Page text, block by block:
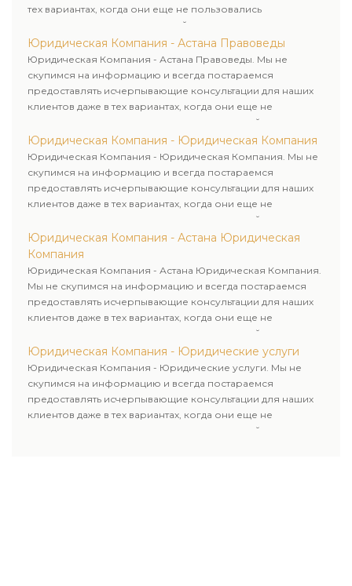
тех вариантах, когда они еще не пользовались
юридическими услугами нашей компании.
Юридическая Компания - Астана Правоведы
Юридическая Компания - Астана Правоведы. Мы не
скупимся на информацию и всегда постараемся
предоставлять исчерпывающие консультации для наших
клиентов даже в тех вариантах, когда они еще не
пользовались юридическими услугами нашей компании.
Юридическая Компания - Юридическая Компания
Юридическая Компания - Юридическая Компания. Мы не
скупимся на информацию и всегда постараемся
предоставлять исчерпывающие консультации для наших
клиентов даже в тех вариантах, когда они еще не
пользовались юридическими услугами нашей компании.
Юридическая Компания - Астана Юридическая
Компания
Юридическая Компания - Астана Юридическая Компания.
Мы не скупимся на информацию и всегда постараемся
предоставлять исчерпывающие консультации для наших
клиентов даже в тех вариантах, когда они еще не
пользовались юридическими услугами нашей компании.
Юридическая Компания - Юридические услуги
Юридическая Компания - Юридические услуги. Мы не
скупимся на информацию и всегда постараемся
предоставлять исчерпывающие консультации для наших
клиентов даже в тех вариантах, когда они еще не
пользовались юридическими услугами нашей компании.